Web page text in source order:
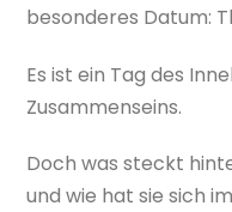
besonderes Datum:
Es ist ein Tag des
Zusammenseins.
Doch was steckt
und wie hat sie sich